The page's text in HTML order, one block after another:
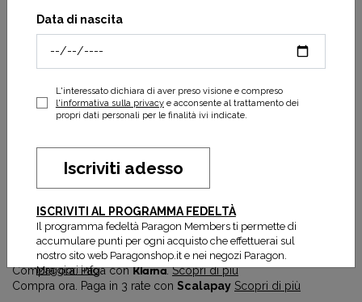
Classic Slipper K
23,92 € 29,90 €
Prezzo più basso degli ultimi 30 gg:23,92 €
Compra ora. Paga conKlarna.Scopri di più
Compra ora. Paga in 3 rate con Scalapay Scopri di più
Data di nascita
L'interessato dichiara di aver preso visione e compreso
l'informativa sulla privacye acconsente al trattamento dei
propri dati personali per le finalità ivi indicate.
Iscriviti adesso
ISCRIVITI AL PROGRAMMA FEDELTÀ
Il programma fedeltà Paragon Members ti permette di
accumulare punti per ogni acquisto che effettuerai sul
nostro sito web Paragonshop.it e nei negozi Paragon.
Maggiori info